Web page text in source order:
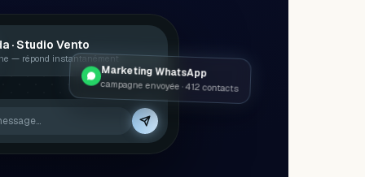
· Studio Vento
— répond instantanément
Marketing WhatsApp
campagne envoyée · 412 contacts